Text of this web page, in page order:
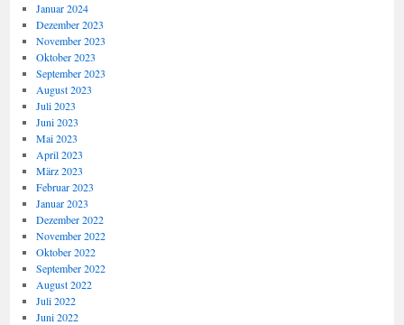
Januar 2024
Dezember 2023
November 2023
Oktober 2023
September 2023
August 2023
Juli 2023
Juni 2023
Mai 2023
April 2023
März 2023
Februar 2023
Januar 2023
Dezember 2022
November 2022
Oktober 2022
September 2022
August 2022
Juli 2022
Juni 2022